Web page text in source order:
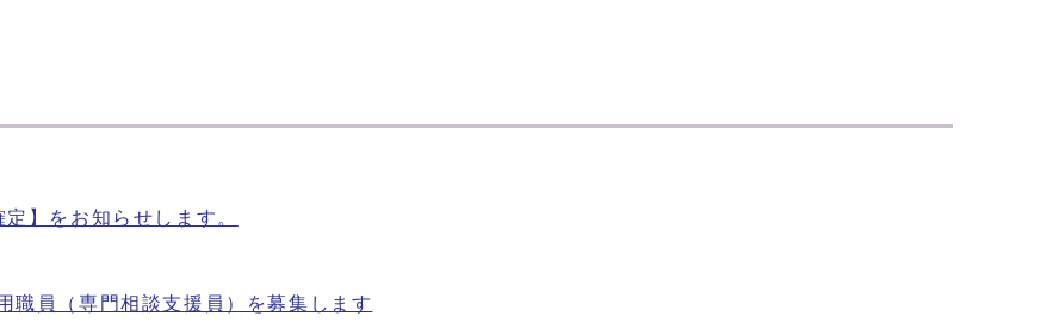
】をお知らせします。
員（専門相談支援員）を募集します